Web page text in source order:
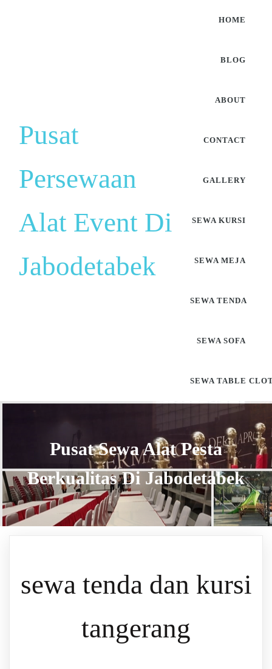
Pusat
Persewaan
Alat Event Di
Jabodetabek
HOME
BLOG
ABOUT
CONTACT
GALLERY
SEWA KURSI
SEWA MEJA
SEWA TENDA
SEWA SOFA
SEWA TABLE
Pusat Sewa Alat Pesta
Berkualitas Di Jabodetabek
sewa tenda dan kursi
tangerang